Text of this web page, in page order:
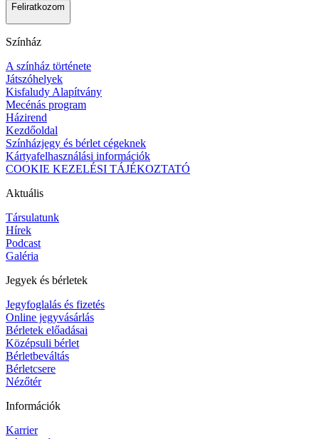
Feliratkozom
Színház
A színház története
Játszóhelyek
Kisfaludy Alapítvány
Mecénás program
Házirend
Kezdőoldal
Színházjegy és bérlet cégeknek
Kártyafelhasználási információk
COOKIE KEZELÉSI TÁJÉKOZTATÓ
Aktuális
Társulatunk
Hírek
Podcast
Galéria
Jegyek és bérletek
Jegyfoglalás és fizetés
Online jegyvásárlás
Bérletek előadásai
Középsuli bérlet
Bérletbeváltás
Bérletcsere
Nézőtér
Információk
Karrier